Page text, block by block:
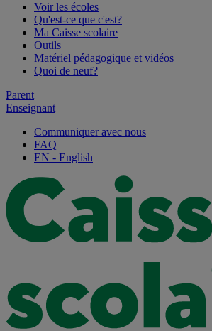
Voir les écoles
Qu'est-ce que c'est?
Ma Caisse scolaire
Outils
Matériel pédagogique et vidéos
Quoi de neuf?
Parent
Enseignant
Communiquer avec nous
FAQ
EN - English